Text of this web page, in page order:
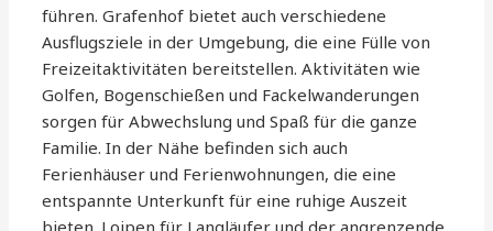
führen. Grafenhof bietet auch verschiedene
Ausflugsziele in der Umgebung, die eine Fülle von
Freizeitaktivitäten bereitstellen. Aktivitäten wie
Golfen, Bogenschießen und Fackelwanderungen
sorgen für Abwechslung und Spaß für die ganze
Familie. In der Nähe befinden sich auch
Ferienhäuser und Ferienwohnungen, die eine
entspannte Unterkunft für eine ruhige Auszeit